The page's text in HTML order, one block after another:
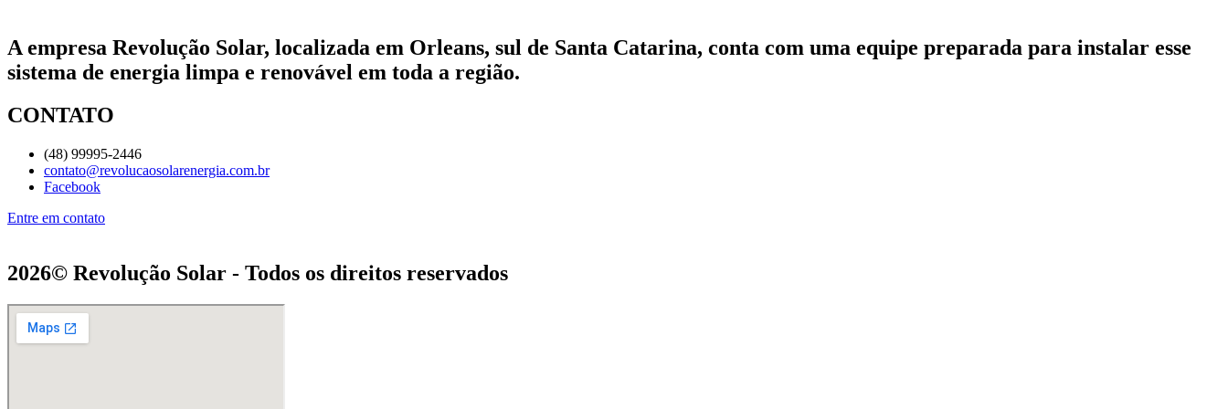
A empresa Revolução Solar, localizada em Orleans, sul de Santa Catarina, conta com uma equipe preparada para instalar esse
sistema de energia limpa e renovável em toda a região.
CONTATO
(48) 99995-2446
contato@revolucaosolarenergia.com.br
Facebook
Entre em contato
2026© Revolução Solar - Todos os direitos reservados